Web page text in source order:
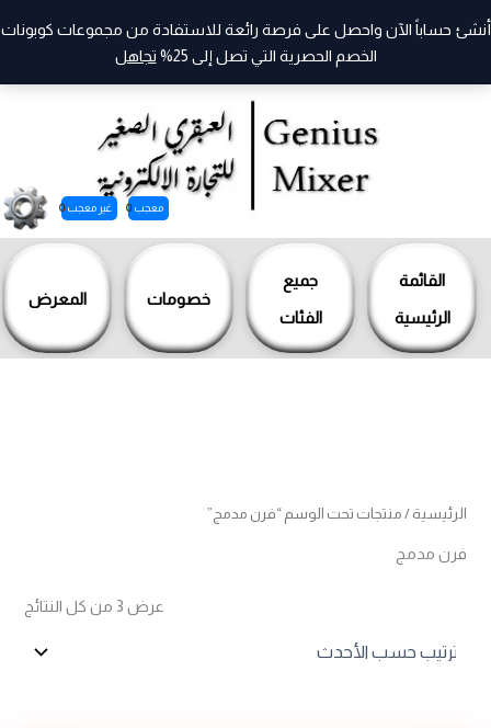
القائمة
الرئيسية
جميع
الفئات
خصومات المعرض
معجب 0 غير معجب 0
أنشئ حساباً الآن واحصل على فرصة رائعة للاستفادة من مجموعات كوبونات
الخصم الحصرية التي تصل إلى 25%
تجاهل
تخطي
الرئيسية / منتجات تحت الوسم “فرن مدمج”
فرن مدمج
عرض ⁦3⁩ من كل النتائج